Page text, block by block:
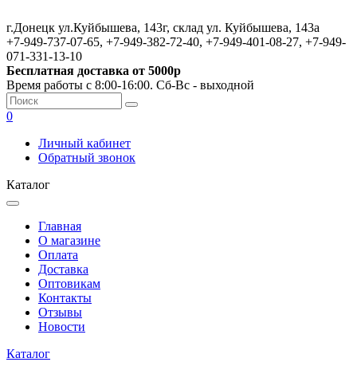
г.Донецк ул.Куйбышева, 143г, склад ул. Куйбышева, 143а
+7-949-737-07-65, +7-949-382-72-40, +7-949-401-08-27, +7-949-
071-331-13-10
Бесплатная доставка от 5000р
Время работы с 8:00-16:00. Сб-Вс - выходной
0
Личный кабинет
Обратный звонок
Каталог
Главная
О магазине
Оплата
Доставка
Оптовикам
Контакты
Отзывы
Новости
Каталог